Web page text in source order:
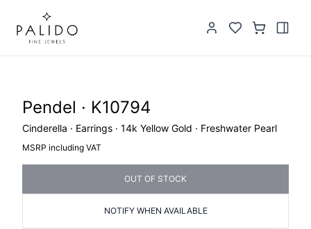
Pendel · K10794
Cinderella · Earrings · 14k Yellow Gold · Freshwater Pearl
MSRP including VAT
OUT OF STOCK
NOTIFY WHEN AVAILABLE